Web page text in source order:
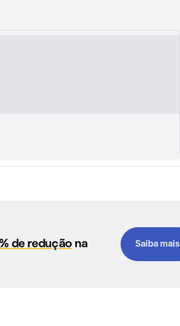
de reduçãona
Saiba mais